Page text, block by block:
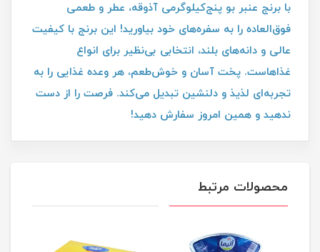
با برنج عنبر بو پنج‌کیلوگرمی آذوقه، عطر و طعمی
فوق‌العاده را به سفره‌های خود بیاورید! این برنج با کیفیت
عالی و دانه‌های بلند، انتخابی بی‌نظیر برای انواع
غذاهاست. پخت آسان و خوش‌طعم، هر وعده غذایی را به
تجربه‌ای لذیذ و دلنشین تبدیل می‌کند. فرصت را از دست
ندهید و همین امروز سفارش دهید!
محصولات مرتبط